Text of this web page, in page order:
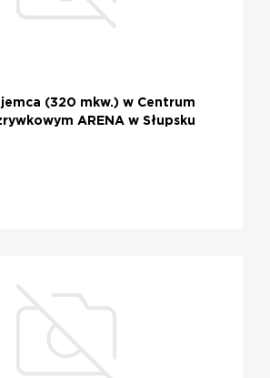
(320 mkw.) w Centrum
ARENA w Słupsku